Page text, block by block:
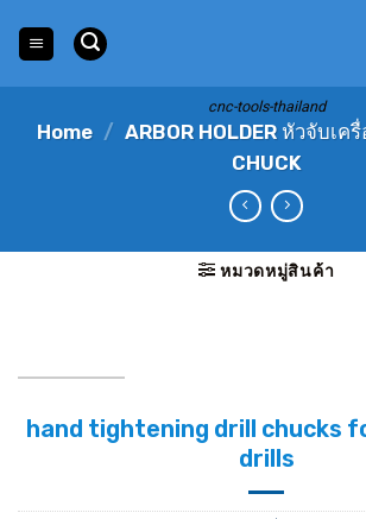
content
cnc-tools-thailand
Home / ARBOR HOLDER หัวจับเค
CHUCK
หมวดหมู่สินค้า
hand tightening drill chucks
drills